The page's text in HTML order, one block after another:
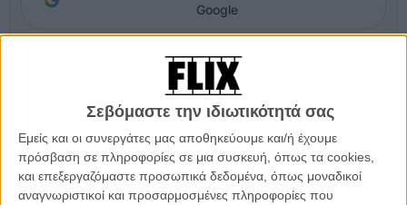
Σεβόμαστε την ιδιωτικότητά σας
Εμείς και οι συνεργάτες μας αποθηκεύουμε και/ή έχουμε
πρόσβαση σε πληροφορίες σε μια συσκευή, όπως τα cookies,
και επεξεργαζόμαστε προσωπικά δεδομένα, όπως μοναδικοί
αναγνωριστικοί και προσαρμοσμένες πληροφορίες που
Google
Η ιστορία του κινήματος υπέρ του δικαιώματος ψήφου στις
γυναίκες. Οι Σουφραζέτες δεν προέρχονταν από αριστοκρατικές
τάξεις, ήταν εργαζόμενες γυναίκες που συνειδητοποίησαν ότι η
ειρηνική διαμαρτυρία δεν έφερνε αποτελέσματα. Στραμμένες στη βία
ως τη μόνη διέξοδο, ήταν έτοιμες να χάσουν τα πάντα στον αγώνα
τους για ισότητα-τις δουλειές τους, τα σπίτια τους, τα παιδιά τους,
τις ζωές τους. Η Μοντ είναι μία από αυτές.